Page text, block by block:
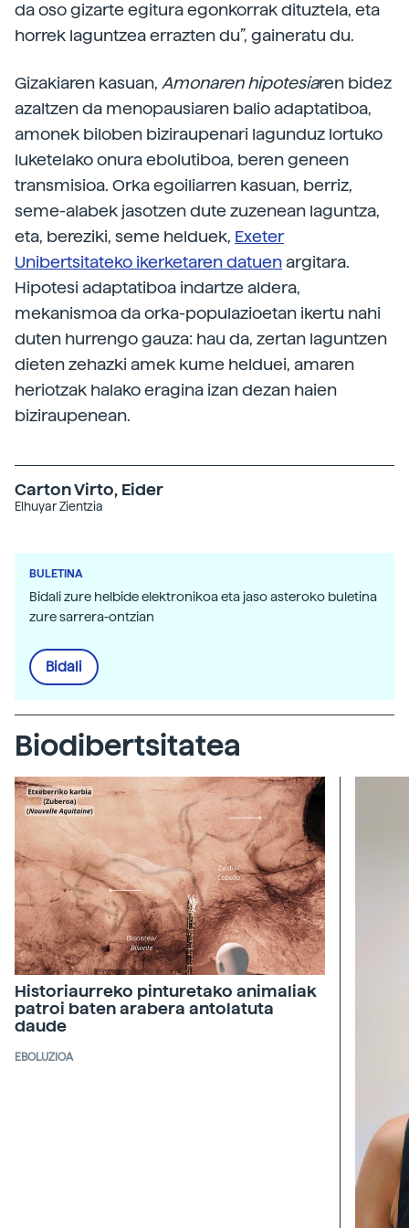
da oso gizarte egitura egonkorrak dituztela, eta
horrek laguntzea errazten du”, gaineratu du.
Gizakiaren kasuan, Amonaren hipotesiaren bidez
azaltzen da menopausiaren balio adaptatiboa,
amonek biloben biziraupenari lagunduz lortuko
luketelako onura ebolutiboa, beren geneen
transmisioa. Orka egoiliarren kasuan, berriz,
seme-alabek jasotzen dute zuzenean laguntza,
eta, bereziki, seme helduek, Exeter
Unibertsitateko ikerketaren datuen argitara.
Hipotesi adaptatiboa indartze aldera,
mekanismoa da orka-populazioetan ikertu nahi
duten hurrengo gauza: hau da, zertan laguntzen
dieten zehazki amek kume helduei, amaren
heriotzak halako eragina izan dezan haien
biziraupenean.
Carton Virto, Eider
Elhuyar Zientzia
BULETINA
Bidali zure helbide elektronikoa eta jaso asteroko buletina
zure sarrera-ontzian
Bidali
Biodibertsitatea
Historiaurreko pinturetako animaliak
patroi baten arabera antolatuta
daude
EBOLUZIOA